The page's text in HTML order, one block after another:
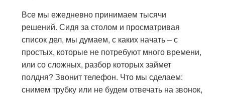
Все мы ежедневно принимаем тысячи
решений. Сидя за столом и просматривая
список дел, мы думаем, с каких начать – с
простых, которые не потребуют много времени,
или со сложных, разбор которых займет
полдня? Звонит телефон. Что мы сделаем:
снимем трубку или не будем отвечать на звонок,